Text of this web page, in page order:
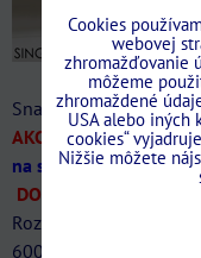
Snažíme sa dodržať
AKCIA SINGOLO
na stavebne puzdra
DOPRAVA ZDARMA.
Rozmery štandardná
600/700/800/900/
Cookies
webovej
zhromažďovanie
môžeme
zhromaždené
USA alebo iných
cookies“
Nižšie môžete